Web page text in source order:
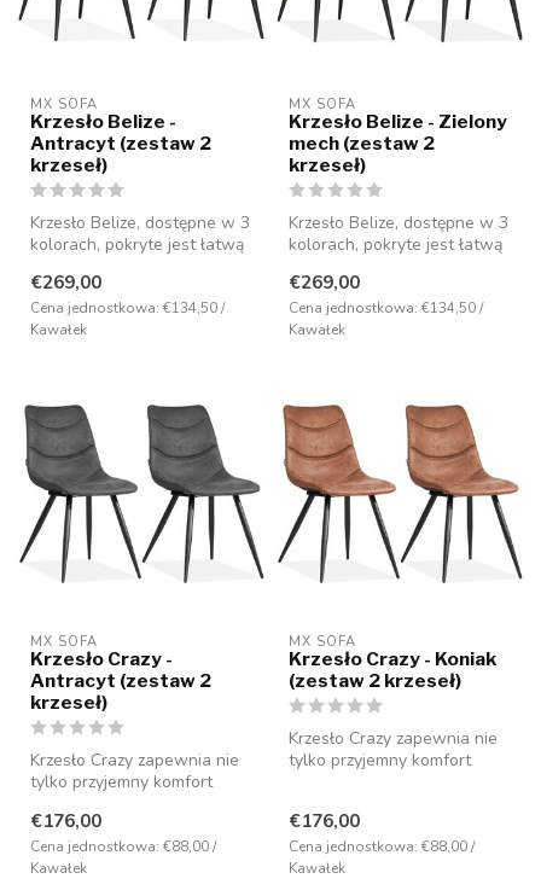
MX SOFA
Krzesło Belize -
Antracyt (zestaw 2
krzeseł)
Krzesło Belize, dostępne w 3
kolorach, pokryte jest łatwą
€269,00
Cena jednostkowa: €134,50 /
Kawałek
MX SOFA
Krzesło Belize - Zielony
mech (zestaw 2
krzeseł)
Krzesło Belize, dostępne w 3
kolorach, pokryte jest łatwą
€269,00
Cena jednostkowa: €134,50 /
Kawałek
MX SOFA
Krzesło Crazy -
Antracyt (zestaw 2
krzeseł)
Krzesło Crazy zapewnia nie
tylko przyjemny komfort
b...
€176,00
Cena jednostkowa: €88,00 /
Kawałek
MX SOFA
Krzesło Crazy - Koniak
(zestaw 2 krzeseł)
Krzesło Crazy zapewnia nie
tylko przyjemny komfort
€176,00
Cena jednostkowa: €88,00 /
Kawałek